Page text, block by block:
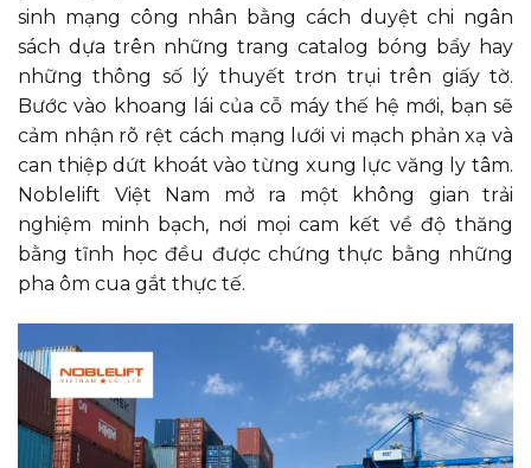
sinh mạng công nhân bằng cách duyệt chi ngân
sách dựa trên những trang catalog bóng bẩy hay
những thông số lý thuyết trơn trụi trên giấy tờ.
Bước vào khoang lái của cỗ máy thế hệ mới, bạn sẽ
cảm nhận rõ rệt cách mạng lưới vi mạch phản xạ và
can thiệp dứt khoát vào từng xung lực văng ly tâm.
Noblelift Việt Nam mở ra một không gian trải
nghiệm minh bạch, nơi mọi cam kết về độ thăng
bằng tĩnh học đều được chứng thực bằng những
pha ôm cua gắt thực tế.